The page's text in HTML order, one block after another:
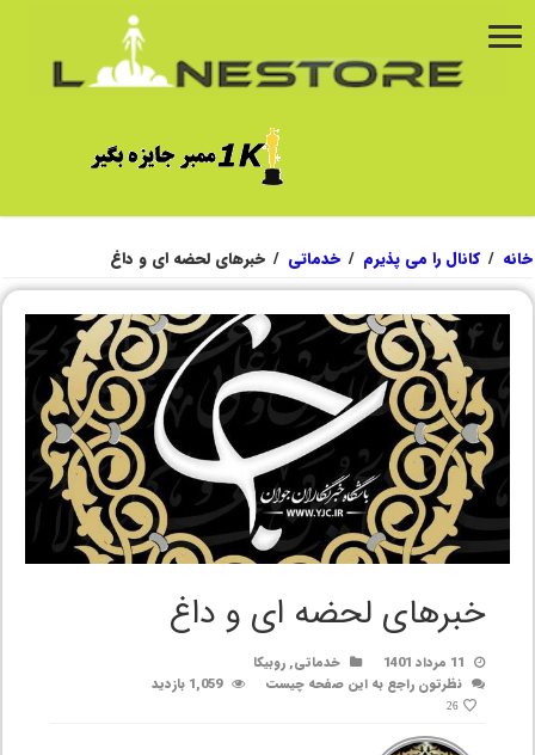
خانه / کانال را می پذیرم / خدماتی / خبرهای لحضه ای و داغ
خبرهای لحضه ای و داغ
11 مرداد 1401 خدماتی,روبیکا
نظرتون راجع به این صفحه چیست
1,059 بازدید
26